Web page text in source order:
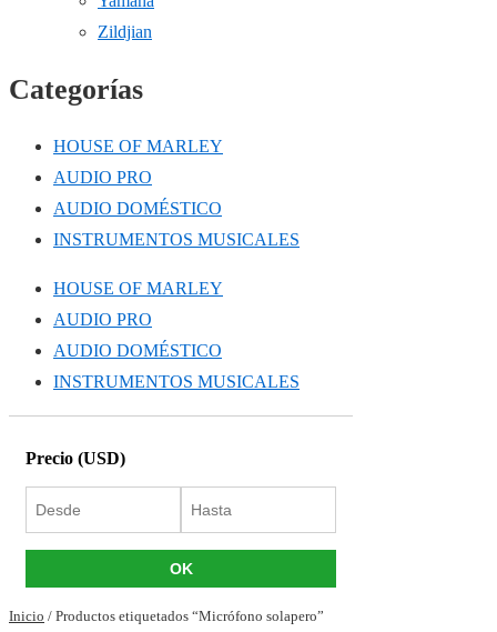
Zildjian
Categorías
HOUSE OF MARLEY
AUDIO PRO
AUDIO DOMÉSTICO
INSTRUMENTOS MUSICALES
HOUSE OF MARLEY
AUDIO PRO
AUDIO DOMÉSTICO
INSTRUMENTOS MUSICALES
Precio (USD)
OK
Inicio / Productos etiquetados “Micrófono solapero”